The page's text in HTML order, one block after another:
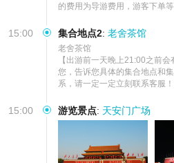
的费用为导游费用，游客下单
15:00 集合地点2: 老舍茶馆
老舍茶馆
【出游前一天晚上21:00之前
您，告诉您具体的集合地点和
系，请一定一定立刻联系客服
15:00 游览景点: 天安门广场